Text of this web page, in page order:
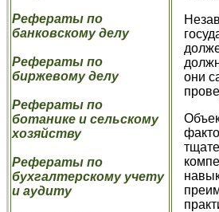
Рефераты по
банковскому делу
Рефераты по
биржевому делу
Рефераты по
ботанике и сельскому
хозяйству
Рефераты по
бухгалтерскому учету
и аудиту
они